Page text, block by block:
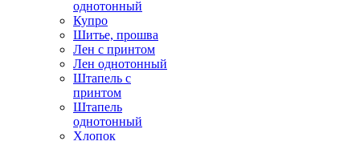
однотонный
Купро
Шитье, прошва
Лен с принтом
Лен однотонный
Штапель с
принтом
Штапель
однотонный
Хлопок